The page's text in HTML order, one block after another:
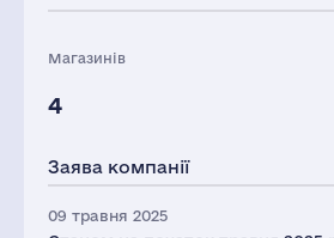
Магазинів
4
Заява компанії
09 травня 2025